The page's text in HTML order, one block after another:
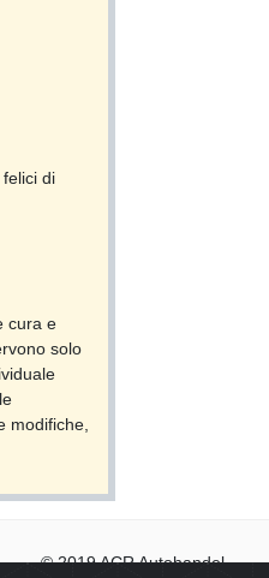
di
cura e
solo
modifiche,
© 2019 ACR Autohandel